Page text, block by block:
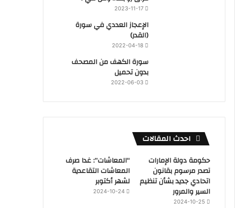
2023-11-17
‏الإعجاز العددي في سورة
(القدر)
2022-04-18
سورة الكهف من المصحف
بدون تحميل
2022-06-03
احدث المقالات
حكومة دولة الإمارات
تصدر مرسوم بقانون
اتحادي جديد بشأن تنظيم
السير والمرور
2024-10-25
“المعاشات”: غدا صرف
المعاشات التقاعدية
لشهر أكتوبر
2024-10-24